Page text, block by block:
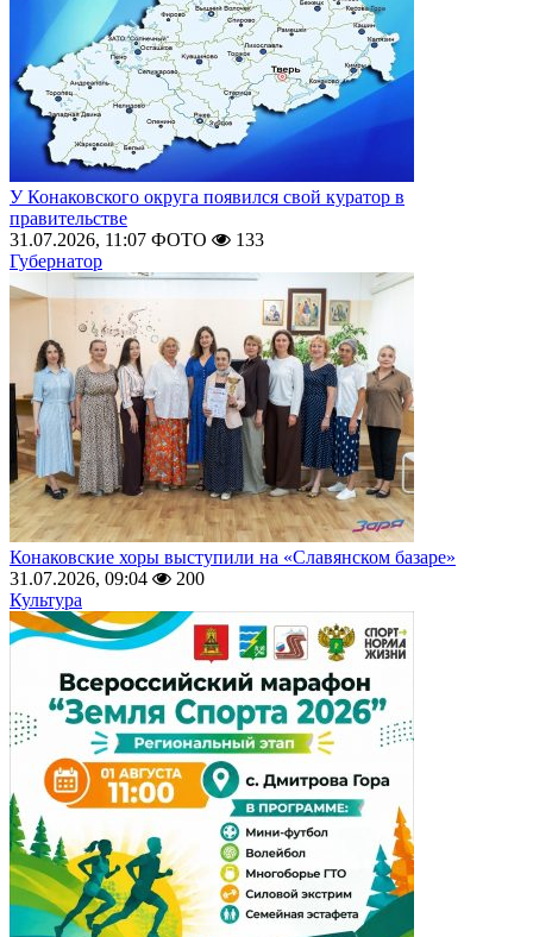
У Конаковского округа появился свой куратор в
правительстве
31.07.2026, 11:07 ФОТО
133
Губернатор
Конаковские хоры выступили на «Славянском базаре»
31.07.2026, 09:04
200
Культура